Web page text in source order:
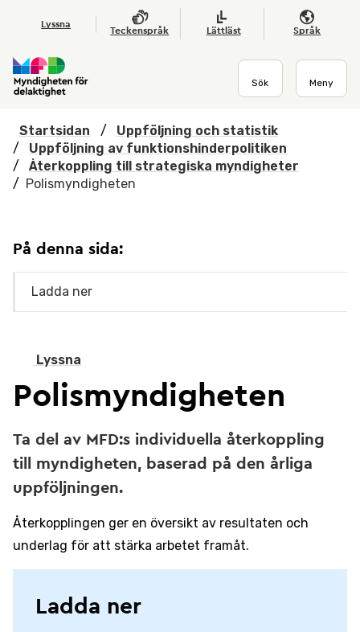
Hoppa till huvudmenyn
Lyssna
Teckenspråk Lättläst Språk
Sök Meny
Startsidan /
Uppföljning och statistik
/
Uppföljning av funktionshinderpolitiken
/
Återkoppling till strategiska myndigheter
/ Polismyndigheten
Lyssna
Polismyndigheten
Ta del av MFD:s individuella återkoppling
till myndigheten, baserad på den årliga
uppföljningen.
Återkopplingen ger en översikt av resultaten och
underlag för att stärka arbetet framåt.
Ladda ner
På denna sida:
Ladda ner